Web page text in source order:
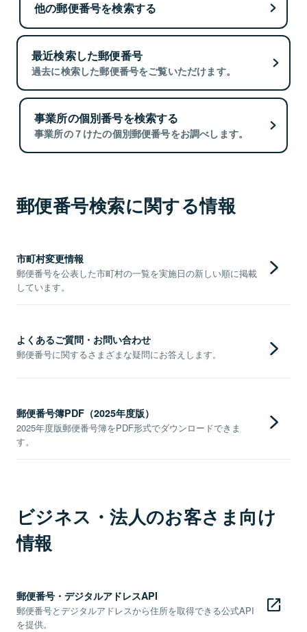
他の郵便番号を検索する
最近検索した郵便番号
過去に検索した郵便番号をご覧いただけます。
事業所の個別番号を検索する
事業所の７けたの個別郵便番号をお調べします。
郵便番号検索に関する情報
市町村変更情報
郵便番号を公表した市町村の一覧を実施日の新しい順に掲載
しています。
よくあるご質問・お問い合わせ
郵便番号に関するさまざまな疑問にお答えします。
郵便番号簿PDF（2025年度版）
2025年度版郵便番号簿をPDF形式でダウンロードできま
す。
ビジネス・法人のお客さま向け
情報
郵便番号・デジタルアドレスAPI
郵便番号とデジタルアドレスから住所を取得できる公式API
を提供。